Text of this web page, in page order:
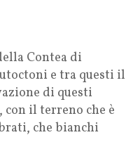
Contea di
e tra questi il
di questi
il terreno che è
che bianchi